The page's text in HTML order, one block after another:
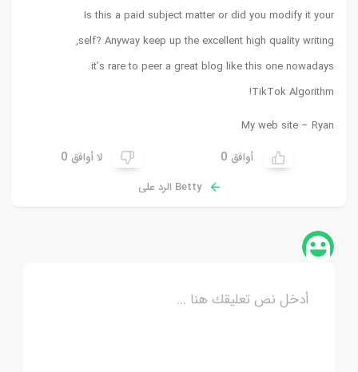
Is this a paid subject matter or did you modify it your
self? Anyway keep up the excellent high quality writing,
it’s rare to peer a great blog like this one nowadays.
TikTok Algorithm
!
My web site – Ryan
أوافق 0 لا أوافق 0
Betty الرد على